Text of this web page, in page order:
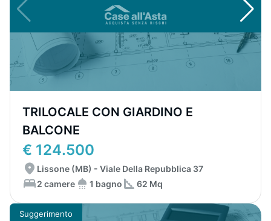
TRILOCALE CON GIARDINO E
BALCONE
€ 124.500
Lissone (MB) - Viale Della Repubblica 37
2 camere
1 bagno 62 Mq
Suggerimento